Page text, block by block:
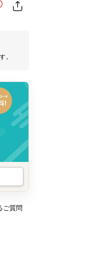
。
ご質問